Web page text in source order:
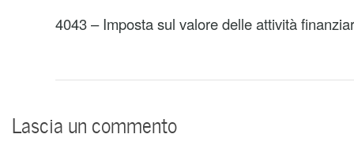
4043 – Imposta sul valore delle attività
Lascia un commento